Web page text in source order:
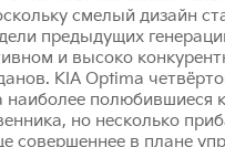
смелый дизайн
предыдущих
и высоко
KIA Optima
наиболее полюбившиеся
но несколько
совершеннее в плане